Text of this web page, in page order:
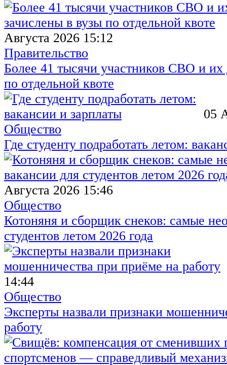
Августа 2026 15:12
Правительство
Более 41 тысячи участников СВО и их
по отдельной квоте
05
Общество
Где студенту подработать летом:
Августа 2026 15:46
Общество
Котоняня и сборщик снеков: самые
студентов летом 2026 года
14:44
Общество
Эксперты назвали признаки
работу